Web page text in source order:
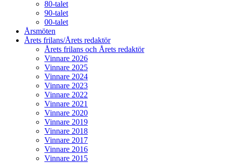
80-talet
90-talet
00-talet
Årsmöten
Årets frilans/Årets redaktör
Årets frilans och Årets redaktör
Vinnare 2026
Vinnare 2025
Vinnare 2024
Vinnare 2023
Vinnare 2022
Vinnare 2021
Vinnare 2020
Vinnare 2019
Vinnare 2018
Vinnare 2017
Vinnare 2016
Vinnare 2015